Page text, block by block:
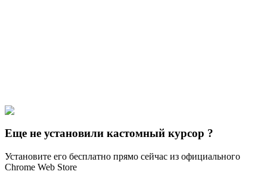
Искусство
Еще не установили кастомный курсор ?
Установите его бесплатно прямо сейчас из официального
Chrome Web Store